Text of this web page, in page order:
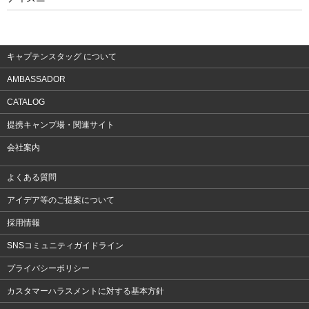
ウェア
キャプテンスタッグ について
AMBASSADOR
CATALOG
提携キャンプ場・関連サイト
会社案内
よくある質問
アイデア等のご提案について
採用情報
SNSコミュニティガイドライン
プライバシーポリシー
カスタマーハラスメントに対する基本方針